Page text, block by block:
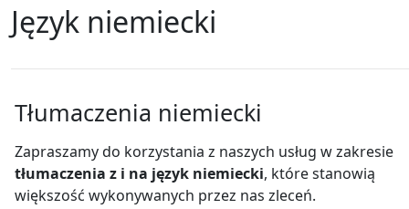
Język niemiecki
Tłumaczenia niemiecki
Zapraszamy do korzystania z naszych usług w zakresie
tłumaczenia z i na język niemiecki, które stanowią
większość wykonywanych przez nas zleceń.